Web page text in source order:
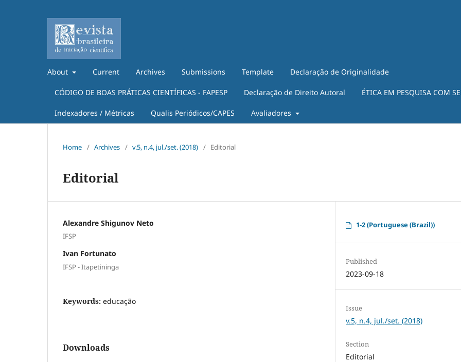
About Current Archives Submissions Template Declaração de Originalidade
CÓDIGO DE BOAS PRÁTICAS CIENTÍFICAS - FAPESP Declaração de Direito Autoral ÉTICA EM PESQUISA COM
Indexadores / Métricas Qualis Periódicos/CAPES Avaliadores
Home / Archives / v.5, n.4, jul./set. (2018) / Editorial
Editorial
Alexandre Shigunov Neto
IFSP
Ivan Fortunato
IFSP - Itapetininga
Keywords: educação
Downloads
1-2 (Portuguese (Brazil))
Published
2023-09-18
Issue
v.5, n.4, jul./set. (2018)
Section
Editorial